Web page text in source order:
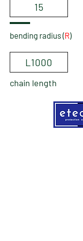
15
bending radius (R)
L1000
chain length